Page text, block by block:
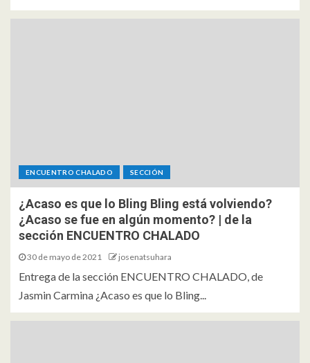
ENCUENTRO CHALADO SECCIÓN
¿Acaso es que lo Bling Bling está volviendo?
¿Acaso se fue en algún momento? | de la
sección ENCUENTRO CHALADO
30 de mayo de 2021 josenatsuhara
Entrega de la sección ENCUENTRO CHALADO, de
Jasmin Carmina ¿Acaso es que lo Bling...